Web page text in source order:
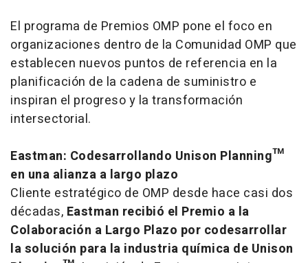
El programa de Premios OMP pone el foco en
organizaciones dentro de la Comunidad OMP que
establecen nuevos puntos de referencia en la
planificación de la cadena de suministro e
inspiran el progreso y la transformación
intersectorial.
Eastman: Codesarrollando Unison Planning™
en una alianza a largo plazo
Cliente estratégico de OMP desde hace casi dos
décadas, Eastman recibió el Premio a la
Colaboración a Largo Plazo por codesarrollar
la solución para la industria química de Unison